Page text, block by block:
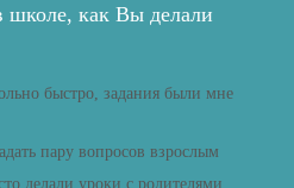
школе, как Вы делали
быстро, задания были мне
пару вопросов взрослым
делали уроки с родителями